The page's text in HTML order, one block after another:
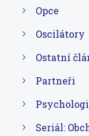
Opce
Oscilátory
Ostatní
Partneři
Seriál: